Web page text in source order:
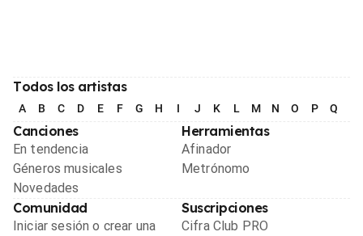
Todos los artistas
A B C D E F G H I J K L M N O P Q
Canciones
En tendencia
Géneros musicales
Novedades
Herramientas
Afinador
Metrónomo
Comunidad
Iniciar sesión o crear una
Suscripciones
Cifra Club PRO